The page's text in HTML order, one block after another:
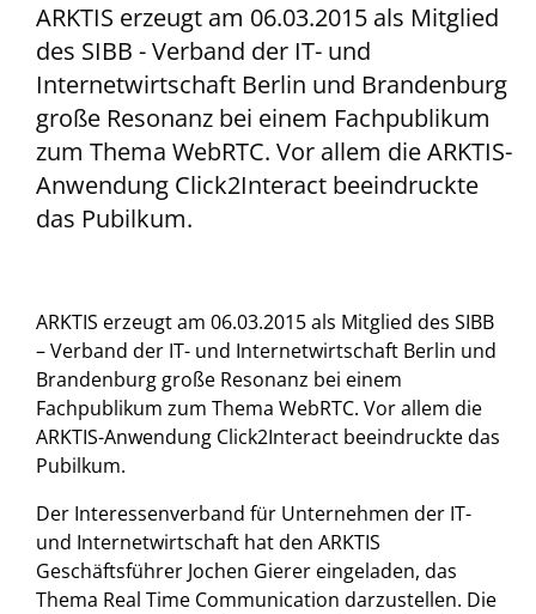
ARKTIS erzeugt am 06.03.2015 als Mitglied
des SIBB - Verband der IT- und
Internetwirtschaft Berlin und Brandenburg
große Resonanz bei einem Fachpublikum
zum Thema WebRTC. Vor allem die ARKTIS-
Anwendung Click2Interact beeindruckte
das Pubilkum.
ARKTIS erzeugt am 06.03.2015 als Mitglied des SIBB
– Verband der IT- und Internetwirtschaft Berlin und
Brandenburg große Resonanz bei einem
Fachpublikum zum Thema WebRTC. Vor allem die
ARKTIS-Anwendung Click2Interact beeindruckte das
Pubilkum.
Der Interessenverband für Unternehmen der IT-
und Internetwirtschaft hat den ARKTIS
Geschäftsführer Jochen Gierer eingeladen, das
Thema Real Time Communication darzustellen. Die